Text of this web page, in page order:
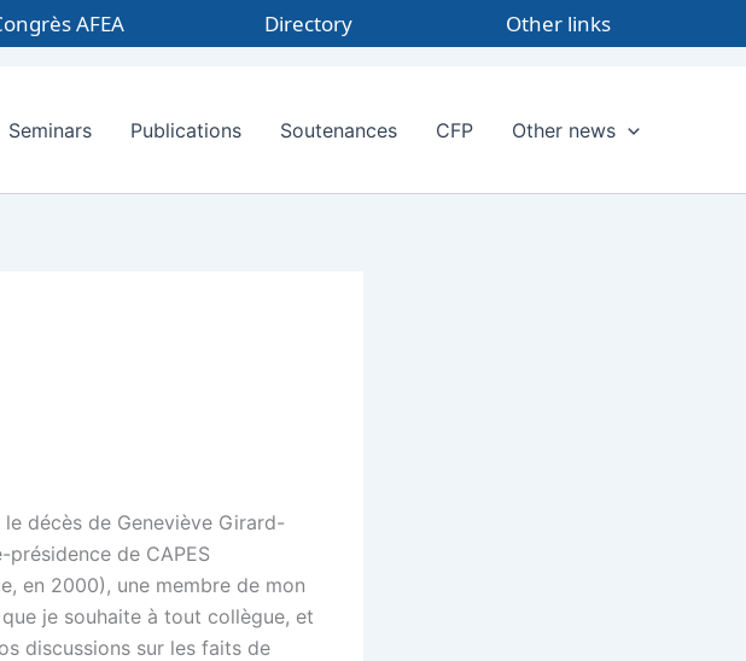
AFEA Directory Other links
Seminars Publications Soutenances CFP Other news
le décès de Geneviève Girard-
de CAPES
en 2000), une membre de mon
je souhaite à tout collègue, et
discussions sur les faits de